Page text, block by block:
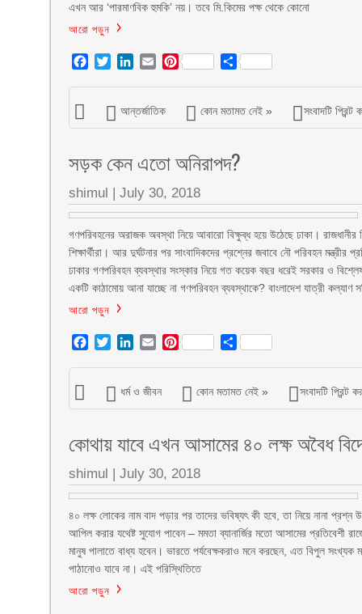
এখন আর ‘পারমাণবিক হুমকি’ নয়। তবে মি.কিমের পক্ষ থেকে কোনো
আরো পড়ুন
Facebook
TwitterLinkedIn
EmailPinterest Share
আন্তর্জাতিক কোন মতামত নেই » সংবাদটি প্রিন্ট
সড়ক কেন এতো অনিরাপদ?
shimul | July 30, 2018
গণপরিবহনের অরাজক অবস্থা নিয়ে আবারো বিক্ষুব্ধ হয়ে উঠেছে ঢাকা।
শিক্ষার্থীরা। আর দুর্ঘটনার পর সাংবাদিকদের প্রশ্নের জবাবে নৌ পরিবহন
ঢাকার গণপরিবহন ব্যবস্থার সংস্কার নিয়ে গত কয়েক বছর ধরেই সরকার ও
একটি কাঠামোয় আনা যাচ্ছে না গণপরিবহন ব্যবস্থাকে? বাংলাদেশ যাত্রী কল্যাণ
আরো পড়ুন
Facebook
TwitterLinkedIn
EmailPinterest Share
ধর্ম ও জীবন কোন মতামত নেই » সংবাদটি প্রিন্ট
কোথায় যাবে এখন আসামের ৪০ লক্ষ অবৈধ
shimul | July 30, 2018
৪০ লক্ষ লোকের নাম বাদ পড়ার পর তাদের ভবিষ্যৎ কী হবে, তা নিয়ে নানা
আপিল করার যথেষ্ট সুযোগ পাবেন – মমতা ব্যানার্জির মতো আসামের প্রতিবেশী
মানুষ পালাতে বাধ্য হবেন। ভারতে পর্যবেক্ষকরাও মনে করছেন, এত বিপুল সংখ্যক
পাঠানোও যাবে না। এই পরিস্থিতিতে
আরো পড়ুন